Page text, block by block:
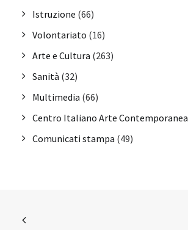
Istruzione (66)
Volontariato (16)
Arte e Cultura (263)
Sanità (32)
Multimedia (66)
Centro Italiano Arte Contemporanea
Comunicati stampa (49)